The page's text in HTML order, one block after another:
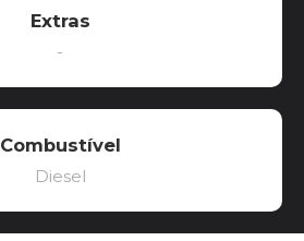
Extras
-
Combustível
Diesel